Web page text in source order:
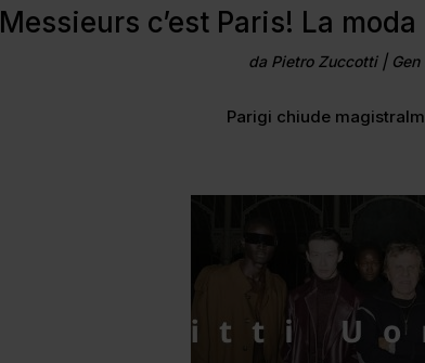
Messieurs c’est Paris! La
da Pietro Zuccotti|
Parigi chiude